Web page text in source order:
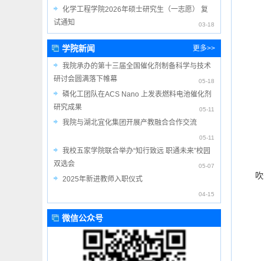
03-18
化学工程学院2026年硕士研究生（一志愿） 复
试通知
更多>>
学院新闻
05-18
我院承办的第十三届全国催化剂制备科学与技术
研讨会圆满落下帷幕
05-11
磷化工团队在ACS Nano 上发表燃料电池催化剂
研究成果
05-11
我院与湖北宜化集团开展产教融合合作交流
05-07
我校五家学院联合举办“知行致远 职通未来”校园
双选会
04-15
2025年新进教师入职仪式
微信公众号